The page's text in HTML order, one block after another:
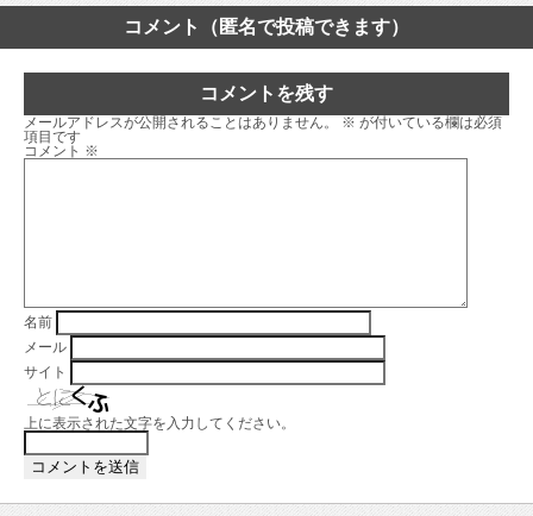
コメント（匿名で投稿できます）
コメントを残す
メールアドレスが公開されることはありません。 ※ が付いている欄は必須
項目です
コメント ※
名前
メール
サイト
上に表示された文字を入力してください。